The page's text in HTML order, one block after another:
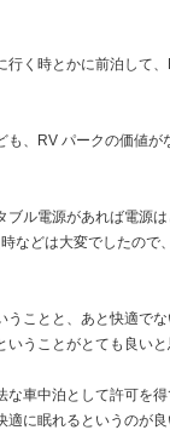
く時とかに前泊して
、RV パークの価値が
ル電源があれば電源は
などは大変でしたので
ことと、あと快適で
うことがとても良いと
車中泊として許可を
に眠れるというのが良